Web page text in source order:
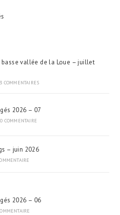
basse vallée de la Loue – juillet
3 COMMENTAIRES
2026 – 07
0 COMMENTAIRE
– juin 2026
2026 – 06